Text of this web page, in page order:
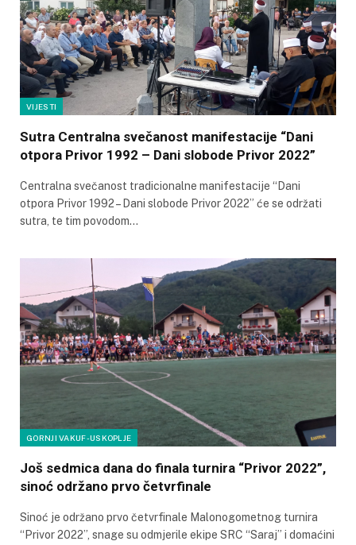
VIJESTI
Sutra Centralna svečanost manifestacije “Dani
otpora Privor 1992 – Dani slobode Privor 2022”
Centralna svečanost tradicionalne manifestacije “Dani
otpora Privor 1992 – Dani slobode Privor 2022” će se održati
sutra, te tim povodom…
GORNJI VAKUF-USKOPLJE
Još sedmica dana do finala turnira “Privor 2022”,
sinoć održano prvo četvrfinale
Sinoć je održano prvo četvrfinale Malonogometnog turnira
“Privor 2022”, snage su odmjerile ekipe SRC “Saraj” i domaćini